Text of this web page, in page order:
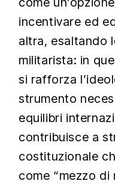
incentivare ed
altra, esaltando
militarista: in
si rafforza
strumento
equilibri
contribuisce a
costituzionale
come “mezzo